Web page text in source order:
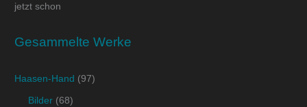
jetzt schon
Gesammelte Werke
Haasen-Hand (97)
Bilder (68)